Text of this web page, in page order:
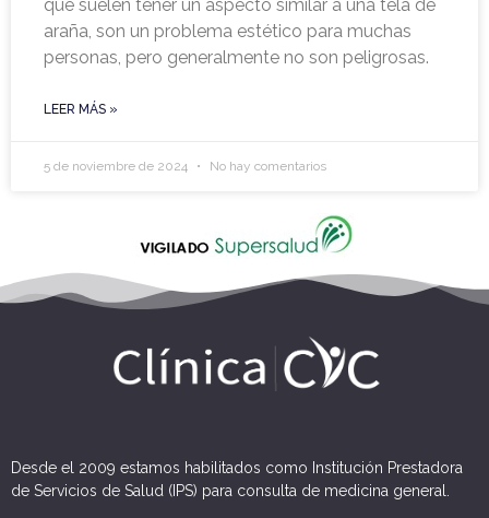
que suelen tener un aspecto similar a una tela de
araña, son un problema estético para muchas
personas, pero generalmente no son peligrosas.
LEER MÁS »
5 de noviembre de 2024 No hay comentarios
Desde el 2009 estamos habilitados como Institución Prestadora
de Servicios de Salud (IPS) para consulta de medicina general.